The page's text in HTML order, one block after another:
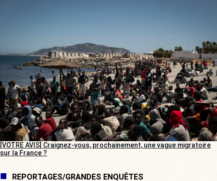
[VOTRE AVIS] Craignez-vous, prochainement, une vague migratoire
sur la France ?
REPORTAGES/GRANDES ENQUÊTES